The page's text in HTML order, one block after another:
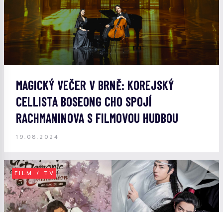
MAGICKÝ VEČER V BRNĚ: KOREJSKÝ
CELLISTA BOSEONG CHO SPOJÍ
RACHMANINOVA S FILMOVOU HUDBOU
19.08.2024
FILM / TV